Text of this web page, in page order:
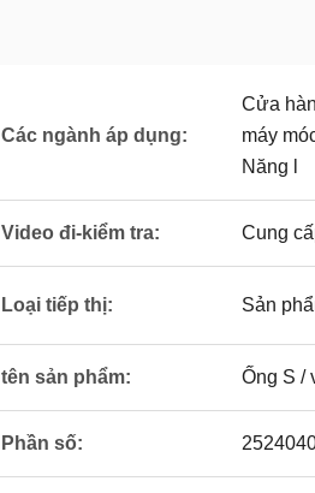
Các ngành áp dụng:
Cửa
máy
Năng l
Video đi-kiểm tra: Cung
Loại tiếp thị: Sản
tên sản phẩm: Ống S /
Phần số: